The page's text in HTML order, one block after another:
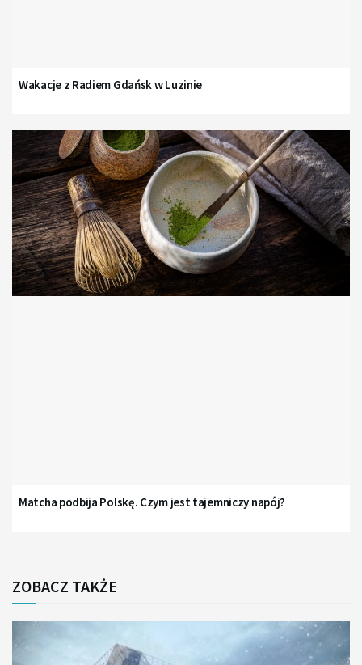
Wakacje z Radiem Gdańsk w Luzinie
Matcha podbija Polskę. Czym jest tajemniczy napój?
ZOBACZ TAKŻE